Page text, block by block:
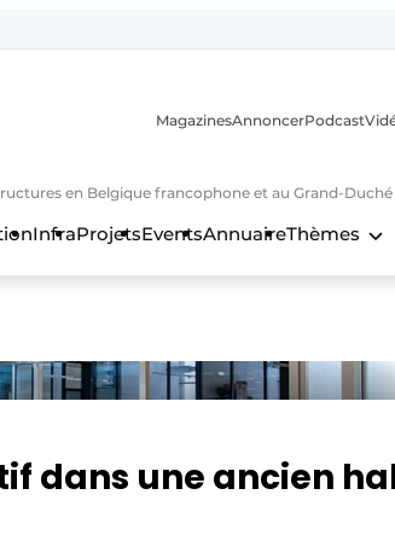
en Belgique francophone et au Grand-
MagazinesAnnoncerPodcast
InfraProjetsEventsAnnuaireThèmes
dans une ancien